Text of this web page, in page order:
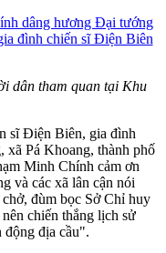
dân tham quan tại Khu
sĩ Điện Biên, gia đình
xã Pá Khoang, thành phố
Minh Chính cảm ơn
và các xã lân cận nói
đùm bọc Sở Chỉ huy
chiến thắng lịch sử
địa cầu".